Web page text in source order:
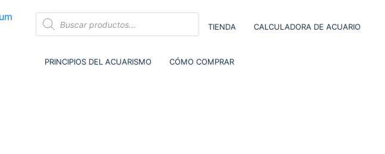
TIENDA CALCULADORA DE ACUARIO
PRINCIPIOS DEL ACUARISMO CÓMO COMPRAR